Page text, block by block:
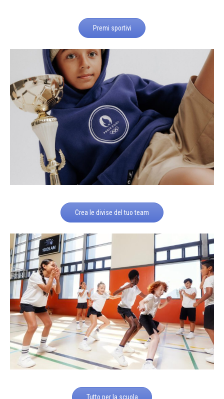
Premi sportivi
Crea le divise del tuo team
Tutto per la scuola